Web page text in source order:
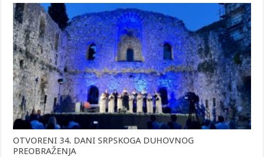
OTVORENI 34. DANI SRPSKOGA DUHOVNOG
PREOBRAŽENJA